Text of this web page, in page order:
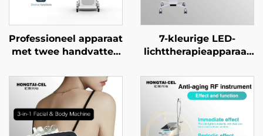
Professioneel apparaat
met twee handvatten
lichttherapie, voor
professionele
huidverheldering,
verjonging en anti-
aging in
7-kleurige LED-
lichttherapieapparaat
acnebehandeling,
verjonging van het
gezichtsgezicht en
witter maken van de
huid voor